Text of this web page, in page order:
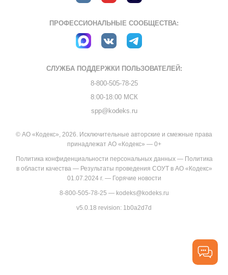
ПРОФЕССИОНАЛЬНЫЕ СООБЩЕСТВА:
СЛУЖБА ПОДДЕРЖКИ ПОЛЬЗОВАТЕЛЕЙ:
8-800-505-78-25
8:00-18:00 МСК
spp@kodeks.ru
© АО «Кодекс», 2026. Исключительные авторские и смежные права
принадлежат АО «Кодекс» — 0+
Политика конфиденциальности персональных данных— Политика
в области качества— Результаты проведения СОУТ в АО «Кодекс»
01.07.2024 г.— Горячие новости
8-800-505-78-25 — kodeks@kodeks.ru
v5.0.18 revision: 1b0a2d7d